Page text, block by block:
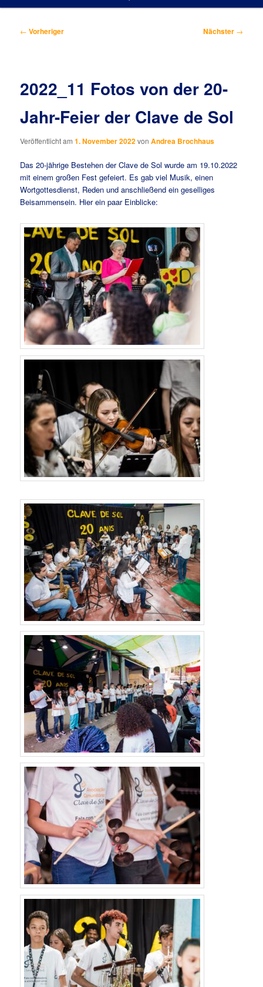
Beitragsnavigation
← Vorheriger Nächster →
2022_11 Fotos von der 20-
Jahr-Feier der Clave de Sol
Veröffentlicht am1. November 2022vonAndrea Brochhaus
Das 20-jährige Bestehen der Clave de Sol wurde am 19.10.2022
mit einem großen Fest gefeiert. Es gab viel Musik, einen
Wortgottesdienst, Reden und anschließend ein geselliges
Beisammensein. Hier ein paar Einblicke: